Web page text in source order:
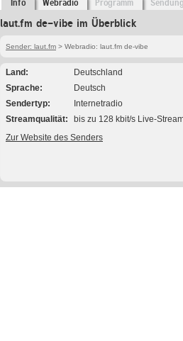
Info Webradio Programm
laut.fm de-vibe im Überblick
Sender: laut.fm > Webradio: laut.fm de-vibe
Land
Deutschland
Sprache
Deutsch
Sendertyp
Internetradio
Streamqualität
bis zu 128 kbit/s Live-
Zur Website des Senders